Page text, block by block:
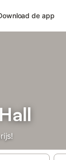
de app